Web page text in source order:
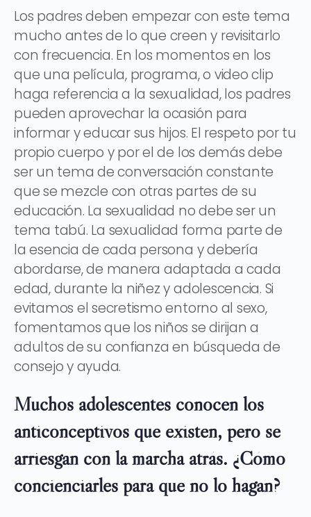
Los padres deben empezar con este tema
mucho antes de lo que creen y revisitarlo
con frecuencia. En los momentos en los
que una película, programa, o video clip
haga referencia a la sexualidad, los padres
pueden aprovechar la ocasión para
informar y educar sus hijos. El respeto por tu
propio cuerpo y por el de los demás debe
ser un tema de conversación constante
que se mezcle con otras partes de su
educación. La sexualidad no debe ser un
tema tabú. La sexualidad forma parte de
la esencia de cada persona y debería
abordarse, de manera adaptada a cada
edad, durante la niñez y adolescencia. Si
evitamos el secretismo entorno al sexo,
fomentamos que los niños se dirijan a
adultos de su confianza en búsqueda de
consejo y ayuda.
Muchos adolescentes conocen los
anticonceptivos que existen, pero se
arriesgan con la marcha atrás. ¿Cómo
concienciarles para que no lo hagan?